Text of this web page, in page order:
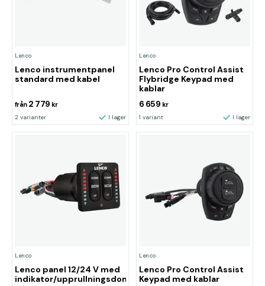
Lenco
Lenco instrumentpanel
standard med kabel
från 2 779 kr
2 varianter I lager
Lenco
Lenco Pro Control Assist
Flybridge Keypad med
kablar
6 659 kr
1 variant I lager
Lenco
Lenco panel 12/24 V med
indikator/upprullningsdon
Lenco
Lenco Pro Control Assist
Keypad med kablar